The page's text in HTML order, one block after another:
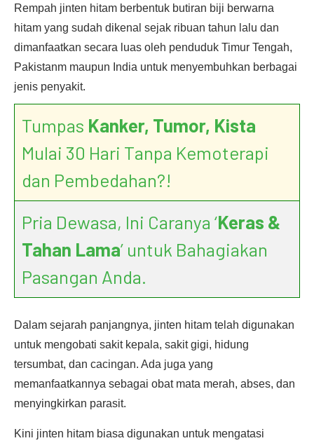
Rempah jinten hitam berbentuk butiran biji berwarna
hitam yang sudah dikenal sejak ribuan tahun lalu dan
dimanfaatkan secara luas oleh penduduk Timur Tengah,
Pakistanm maupun India untuk menyembuhkan berbagai
jenis penyakit.
Tumpas Kanker, Tumor, Kista
Mulai 30 Hari Tanpa Kemoterapi
dan Pembedahan?!
Pria Dewasa, Ini Caranya ‘Keras &
Tahan Lama’ untuk Bahagiakan
Pasangan Anda.
Dalam sejarah panjangnya, jinten hitam telah digunakan
untuk mengobati sakit kepala, sakit gigi, hidung
tersumbat, dan cacingan. Ada juga yang
memanfaatkannya sebagai obat mata merah, abses, dan
menyingkirkan parasit.
Kini jinten hitam biasa digunakan untuk mengatasi